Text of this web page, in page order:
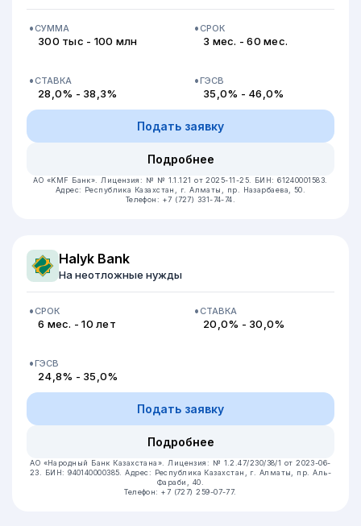
СУММА
300 тыс - 100 млн
СРОК
3 мес. - 60 мес.
СТАВКА
28,0% - 38,3%
ГЭСВ
35,0% - 46,0%
Подать заявку
Подробнее
АО «KMF Банк». Лицензия: № № 1.1.121 от 2025-11-25.
БИН: 61240001583.
Адрес: Республика Казахстан, ​г. Алматы, пр. Назарбаева, 50.
Телефон: +7 (727) 331-74-74.
Halyk Bank
На неотложные нужды
СРОК
6 мес. - 10 лет
СТАВКА
20,0% - 30,0%
ГЭСВ
24,8% - 35,0%
Подать заявку
Подробнее
АО «Народный Банк Казахстана». Лицензия: № 1.2.47/230/38/1 от 2023-06-
23.
БИН: 940140000385.Адрес: Республика Казахстан, г. Алматы, пр. Аль-
Фараби, 40.
Телефон: +7 (727) 259-07-77.